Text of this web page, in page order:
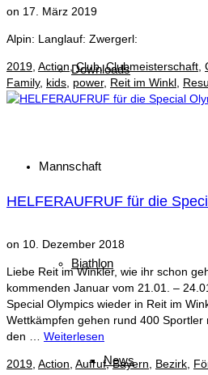
Downloads
Mannschaft
Biathlon
News
on 17. März 2019
Alpin: Langlauf: Zwergerl:
2019, Action,Club,Clubmeisterschaft,
Family, kids, power, Reit im Winkl,
HELFERAUFRUF für die
on 10. Dezember 2018
Liebe Reit im Winkler, wie ihr schon
kommenden Januar vom 21.01. –
Special Olympics wieder in Reit im
Wettkämpfen gehen rund 400
den … Weiterlesen
2019 Action Aufruf,Bayern Bezirk